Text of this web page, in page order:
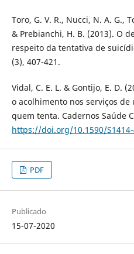
Toro, G. V. R., Nucci, N. A. G.,
& Prebianchi, H. B. (2013). O
respeito da tentativa de
(3), 407-421.
Vidal, C. E. L. & Gontijo, E. D.
o acolhimento nos serviços
quem tenta. Cadernos Saúde
https://doi.org/10.1590/S1414-
PDF
Publicado
15-07-2020